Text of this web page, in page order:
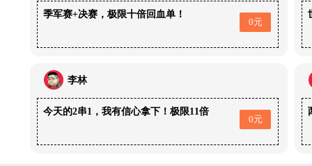
季军赛+决赛，极限十倍回血单！
0元
李林
今天的2串1，我有信心拿下！极限11倍
0元